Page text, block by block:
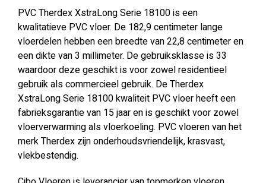
PVC Therdex XstraLong Serie 18100 is een
kwalitatieve PVC vloer. De 182,9 centimeter lange
vloerdelen hebben een breedte van 22,8 centimeter en
een dikte van 3 millimeter. De gebruiksklasse is 33
waardoor deze geschikt is voor zowel residentieel
gebruik als commercieel gebruik. De Therdex
XstraLong Serie 18100 kwaliteit PVC vloer heeft een
fabrieksgarantie van 15 jaar en is geschikt voor zowel
vloerverwarming als vloerkoeling. PVC vloeren van het
merk Therdex zijn onderhoudsvriendelijk, krasvast,
vlekbestendig.